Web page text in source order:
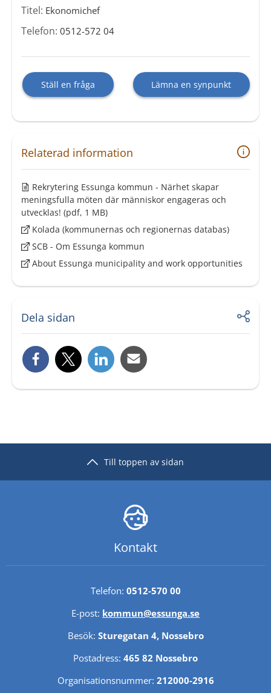
Titel: Ekonomichef
Telefon: 0512-572 04
Ställ en fråga Lämna en synpunkt
Relaterad information
Rekrytering Essunga kommun - Närhet skapar
meningsfulla möten där människor engageras och
utvecklas! (pdf, 1 MB)
Kolada (kommunernas och regionernas databas)
SCB - Om Essunga kommun
About Essunga municipality and work opportunities
Dela sidan
Till toppen av sidan
Kontakt
Telefon: 0512-570 00
E-post: kommun@essunga.se
Besök: Sturegatan 4, Nossebro
Postadress: 465 82 Nossebro
Organisationsnummer: 212000-2916